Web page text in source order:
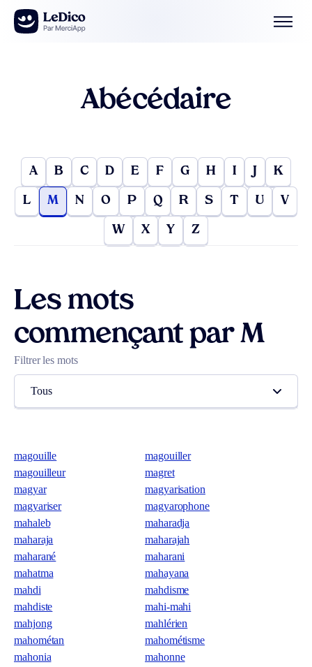
Aller au contenu
Abécédaire
A B C D E F G H I J K
L M N O P Q R S T U V
W X Y Z
Les mots
commençant par M
Filtrer les mots
Tous
magouille
magouiller
magouilleur
magret
magyar
magyarisation
magyariser
magyarophone
mahaleb
maharadja
maharaja
maharajah
maharané
maharani
mahatma
mahayana
mahdi
mahdisme
mahdiste
mahi-mahi
mahjong
mahlérien
mahométan
mahométisme
mahonia
mahonne